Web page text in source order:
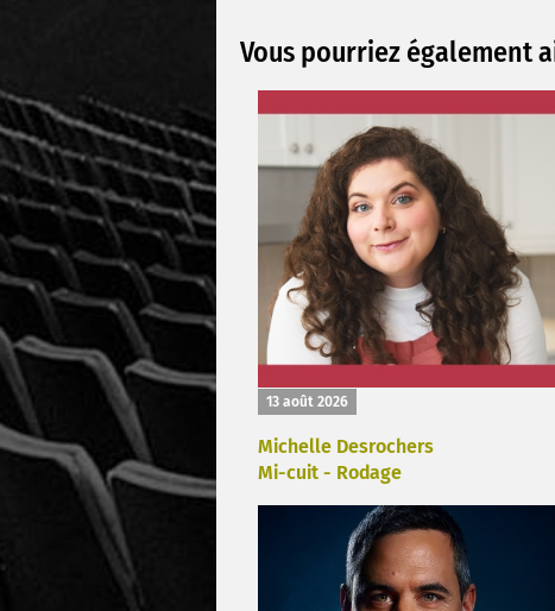
Vous pourriez également
13 août 2026
Michelle Desrochers
Mi-cuit - Rodage